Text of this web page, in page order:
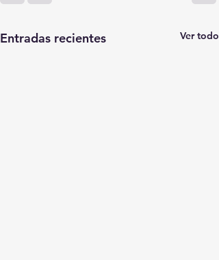
Entradas recientes Ver todo